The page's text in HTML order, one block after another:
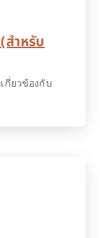
ำหรับ
กี่ยวข้องกับ